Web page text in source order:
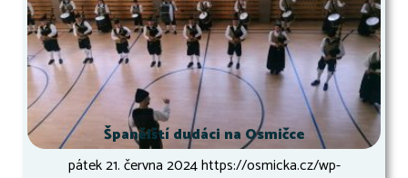
Španělští dudáci na Osmičce
pátek 21. června 2024 https://osmicka.cz/wp-